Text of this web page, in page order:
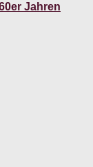
Jahren